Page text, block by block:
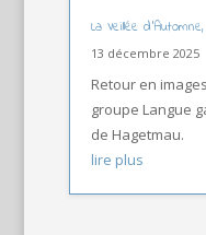
La Veillée
13 décembre 2025
Retour en
groupe Langue
de Hagetmau.
lire plus